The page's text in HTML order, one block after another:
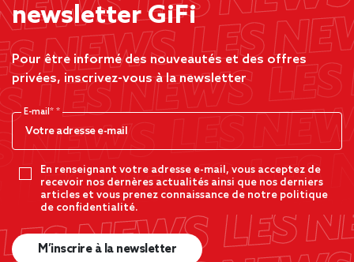
newsletter GiFi
Pour être informé des nouveautés et des offres
privées, inscrivez-vous à la newsletter
E-mail*
En renseignant votre adresse e-mail, vous acceptez de
recevoir nos dernères actualités ainsi que nos derniers
articles et vous prenez connaissance de notre politique
de confidentialité.
M’inscrire à la newsletter